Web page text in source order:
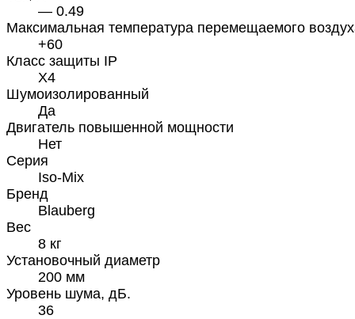
— 0.49
Максимальная температура перемещаемого
+60
Класс защиты IP
X4
Шумоизолированный
Да
Двигатель повышенной мощности
Нет
Серия
Iso-Mix
Бренд
Blauberg
Вес
8 кг
Установочный диаметр
200 мм
Уровень шума, дБ.
36